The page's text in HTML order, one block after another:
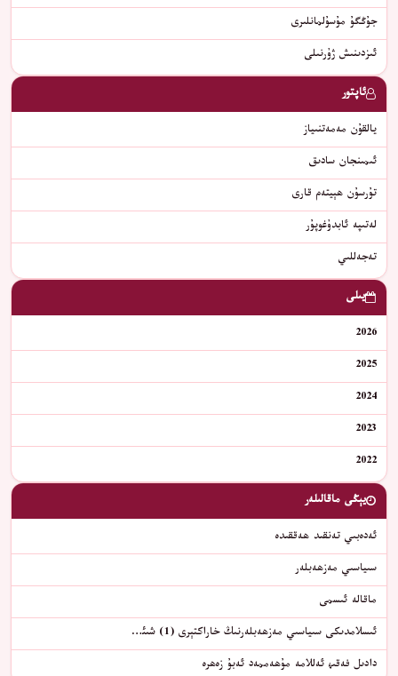
جۇڭگۇ مۇسۇلمانلىرى
ئىزدىنىش ژۇرنىلى
ئاپتور
يالقۇن مەمەتنىياز
ئىمىنجان سادىق
تۇرسۇن ھېيتەم قارى
لەتىپە ئابدۇغوپۇر
تەجەللىي
يىلى
2026
2025
2024
2023
2022
يېڭى ماقالىلەر
ئەدەبىي تەنقىد ھەققىدە
سىياسىي مەزھەبلەر
ماقالە ئىسمى
ئىسلامدىكى سىياسىي مەزھەبلەرنىڭ خاراكتېرى (1) شىئ…
دادىل فەقىھ ئەللامە مۇھەممەد ئەبۇ زەھرە